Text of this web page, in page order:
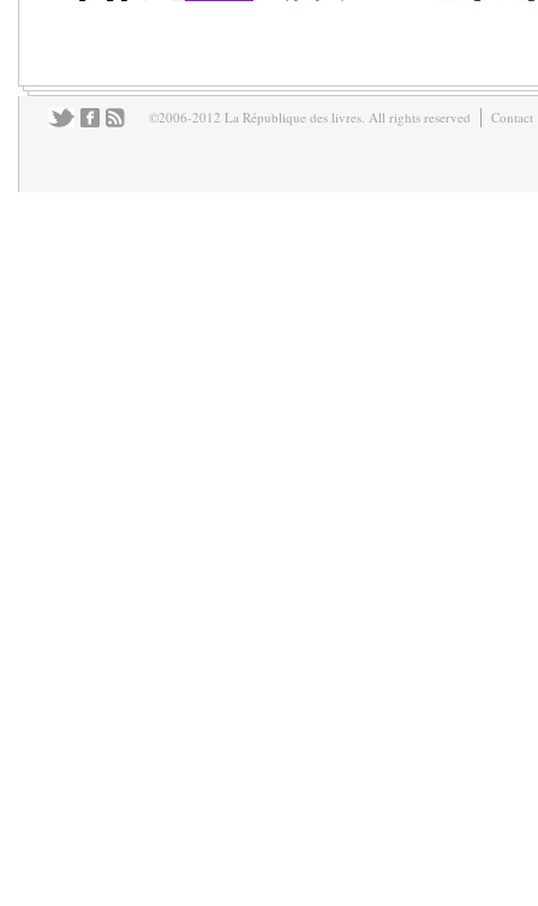
©2006-2012 La République des livres. All rights reserved Contact